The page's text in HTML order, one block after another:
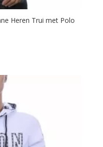
Heren Trui met Polo